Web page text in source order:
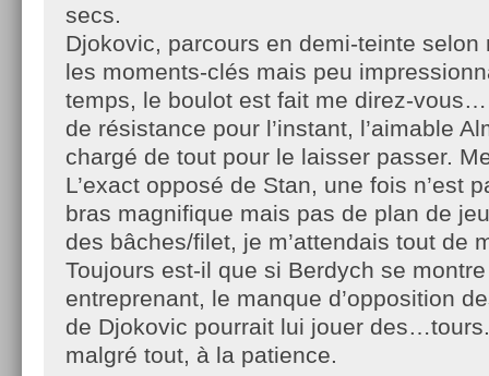
secs.
Djokovic, parcours en demi-teinte selon
les moments-clés mais peu
temps, le boulot est fait me direz-
de résistance pour l’instant, l’aimable
chargé de tout pour le laisser passer.
L’exact opposé de Stan, une fois n’est
bras magnifique mais pas de plan de
des bâches/filet, je m’attendais tout de
Toujours est-il que si Berdych se
entreprenant, le manque d’opposition
de Djokovic pourrait lui jouer
malgré tout, à la patience.